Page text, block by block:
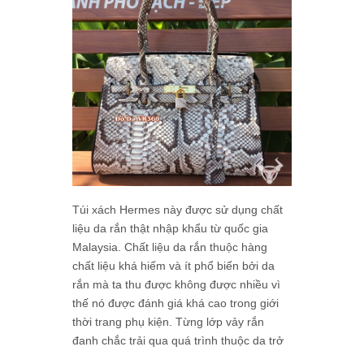
Túi xách Hermes này được sử dụng chất
liệu da rắn thật nhập khẩu từ quốc gia
Malaysia. Chất liệu da rắn thuộc hàng
chất liệu khá hiếm và ít phổ biến bởi da
rắn mà ta thu được không được nhiều vì
thế nó được đánh giá khá cao trong giới
thời trang phụ kiện. Từng lớp vảy rắn
đanh chắc trải qua quá trình thuộc da trở